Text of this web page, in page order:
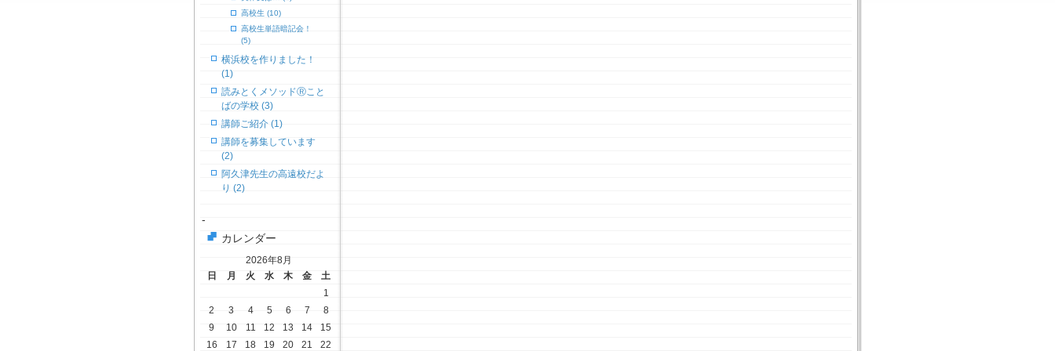
高校生 (10)
高校生単語暗記会！
(5)
横浜校を作りました！
(1)
読みとくメソッドⓇこと
ばの学校 (3)
講師ご紹介 (1)
講師を募集しています
(2)
阿久津先生の高遠校だよ
り (2)
-
カレンダー
2026年8月
日
月 火 水 木 金
土
1
2
3 4 5 6 7
8
9
10 11 12 13 14
15
16
17 18 19 20 21 22